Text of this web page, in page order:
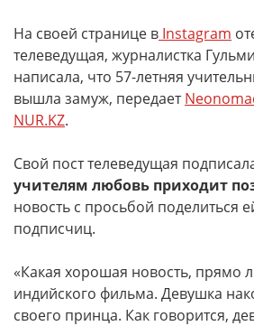
На своей странице в Instagram
телеведущая, журналистка
написала, что 57-летняя
вышла замуж, передает
NUR.KZ.
Свой пост телеведущая
учителям любовь приходит
новость с просьбой поделиться
подписчиц.
«Какая хорошая новость, прямо
индийского фильма. Девушка
своего принца. Как говорится,